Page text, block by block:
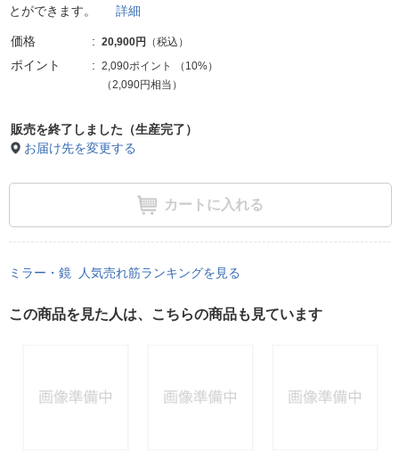
とができます。 詳細
価格 20,900円 （税込）
ポイント 2,090ポイント （ 10%）
（2,090円相当）
販売を終了しました（生産完了）
お届け先を変更する
カートに入れる
ミラー・鏡 人気売れ筋ランキングを見る
この商品を見た人は、こちらの商品も見ています